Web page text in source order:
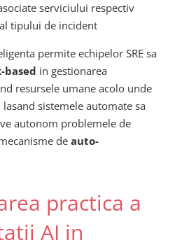
serviciului respectiv
tipului de incident
permite echipelor SRE sa
based in gestionarea
resursele umane acolo unde
sistemele automate sa
autonom problemele de
de auto-
practica a
AI in